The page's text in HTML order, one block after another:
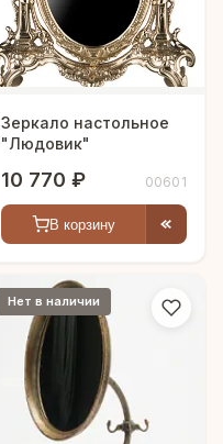
Зеркало настольное
"Людовик"
10 770 ₽ 00601
В корзину
Нет в наличии